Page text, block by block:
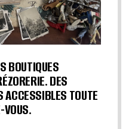
BOUTIQUES
DES
TOUTE
VOUS.